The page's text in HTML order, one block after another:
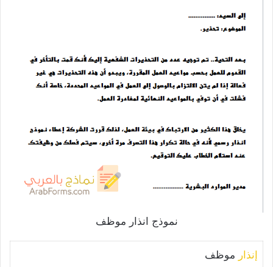
نموذج انذار موظف
إنذار موظف